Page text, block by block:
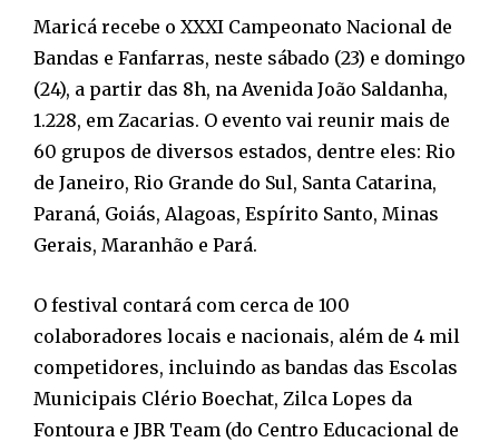
Maricá recebe o XXXI Campeonato Nacional de
Bandas e Fanfarras, neste sábado (23) e domingo
(24), a partir das 8h, na Avenida João Saldanha,
1.228, em Zacarias. O evento vai reunir mais de
60 grupos de diversos estados, dentre eles: Rio
de Janeiro, Rio Grande do Sul, Santa Catarina,
Paraná, Goiás, Alagoas, Espírito Santo, Minas
Gerais, Maranhão e Pará.
O festival contará com cerca de 100
colaboradores locais e nacionais, além de 4 mil
competidores, incluindo as bandas das Escolas
Municipais Clério Boechat, Zilca Lopes da
Fontoura e JBR Team (do Centro Educacional de